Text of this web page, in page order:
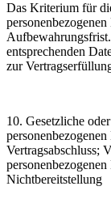
Das Kriterium für
entsprechenden
zur
10. Gesetzliche
personenbezogenen
Vertragsabschluss;
Nichtbereitstellung